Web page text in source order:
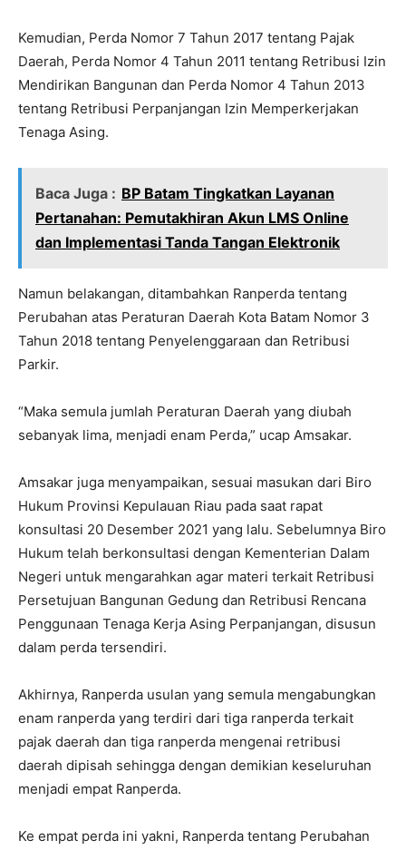
Kemudian, Perda Nomor 7 Tahun 2017 tentang Pajak
Daerah, Perda Nomor 4 Tahun 2011 tentang Retribusi Izin
Mendirikan Bangunan dan Perda Nomor 4 Tahun 2013
tentang Retribusi Perpanjangan Izin Memperkerjakan
Tenaga Asing.
Baca Juga : BP Batam Tingkatkan Layanan
Pertanahan: Pemutakhiran Akun LMS Online
dan Implementasi Tanda Tangan Elektronik
Namun belakangan, ditambahkan Ranperda tentang
Perubahan atas Peraturan Daerah Kota Batam Nomor 3
Tahun 2018 tentang Penyelenggaraan dan Retribusi
Parkir.
“Maka semula jumlah Peraturan Daerah yang diubah
sebanyak lima, menjadi enam Perda,” ucap Amsakar.
Amsakar juga menyampaikan, sesuai masukan dari Biro
Hukum Provinsi Kepulauan Riau pada saat rapat
konsultasi 20 Desember 2021 yang lalu. Sebelumnya Biro
Hukum telah berkonsultasi dengan Kementerian Dalam
Negeri untuk mengarahkan agar materi terkait Retribusi
Persetujuan Bangunan Gedung dan Retribusi Rencana
Penggunaan Tenaga Kerja Asing Perpanjangan, disusun
dalam perda tersendiri.
Akhirnya, Ranperda usulan yang semula mengabungkan
enam ranperda yang terdiri dari tiga ranperda terkait
pajak daerah dan tiga ranperda mengenai retribusi
daerah dipisah sehingga dengan demikian keseluruhan
menjadi empat Ranperda.
Ke empat perda ini yakni, Ranperda tentang Perubahan